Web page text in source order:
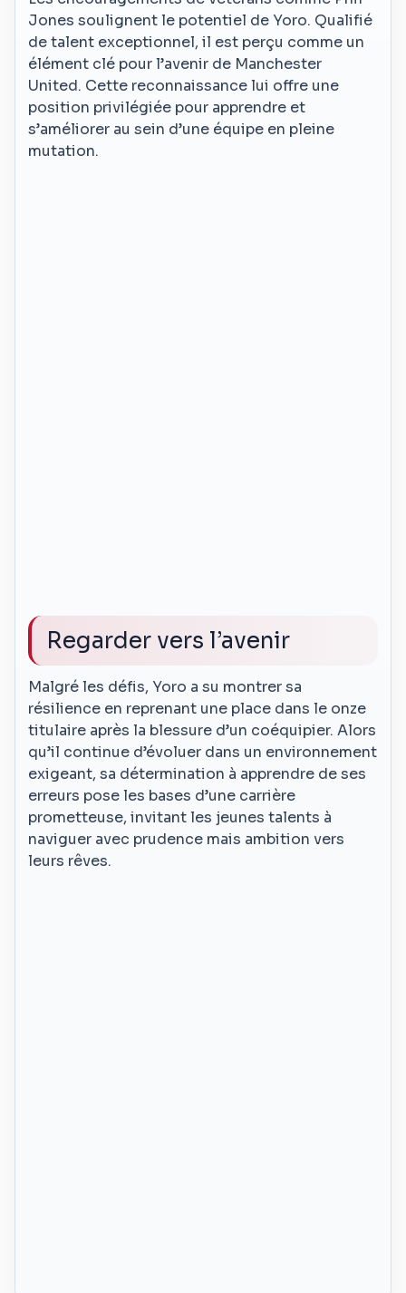
Jones soulignent le potentiel de Yoro. Qualifié
de talent exceptionnel, il est perçu comme un
élément clé pour l’avenir de Manchester
United. Cette reconnaissance lui offre une
position privilégiée pour apprendre et
s’améliorer au sein d’une équipe en pleine
mutation.
Regarder vers l’avenir
Malgré les défis, Yoro a su montrer sa
résilience en reprenant une place dans le onze
titulaire après la blessure d’un coéquipier. Alors
qu’il continue d’évoluer dans un environnement
exigeant, sa détermination à apprendre de ses
erreurs pose les bases d’une carrière
prometteuse, invitant les jeunes talents à
naviguer avec prudence mais ambition vers
leurs rêves.